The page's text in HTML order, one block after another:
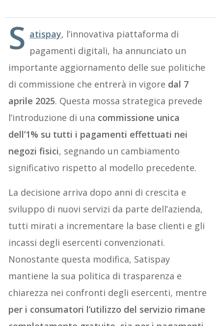
S atispay, l’innovativa piattaforma di
pagamenti digitali, ha annunciato un
importante aggiornamento delle sue politiche
di commissione che entrerà in vigore dal 7
aprile 2025. Questa mossa strategica prevede
l’introduzione di una commissione unica
dell’1% su tutti i pagamenti effettuati nei
negozi fisici, segnando un cambiamento
significativo rispetto al modello precedente.
La decisione arriva dopo anni di crescita e
sviluppo di nuovi servizi da parte dell’azienda,
tutti mirati a incrementare la base clienti e gli
incassi degli esercenti convenzionati.
Nonostante questa modifica, Satispay
mantiene la sua politica di trasparenza e
chiarezza nei confronti degli esercenti, mentre
per i consumatori l’utilizzo del servizio rimane